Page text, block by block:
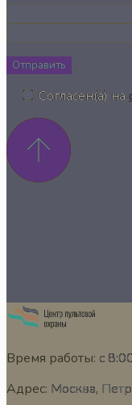
Отправить
Согласен(а) на
Время работы: с
Адрес: Москва,